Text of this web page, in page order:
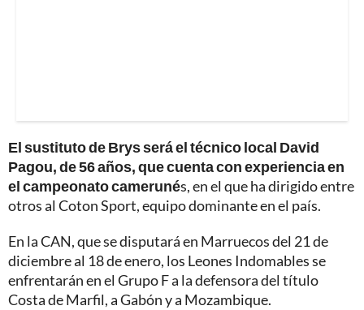
El sustituto de Brys será el técnico local David
Pagou, de 56 años, que cuenta con experiencia en
el campeonato camerunés, en el que ha dirigido entre
otros al Coton Sport, equipo dominante en el país.
En la CAN, que se disputará en Marruecos del 21 de
diciembre al 18 de enero, los Leones Indomables se
enfrentarán en el Grupo F a la defensora del título
Costa de Marfil, a Gabón y a Mozambique.